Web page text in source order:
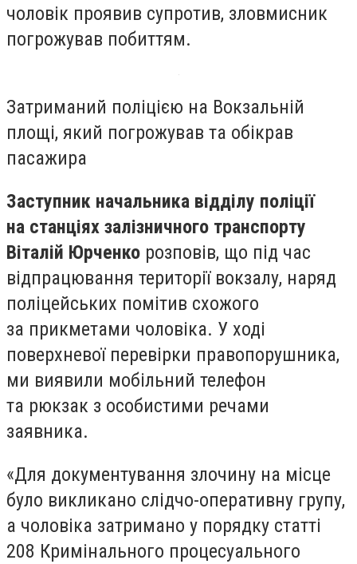
чоловік проявив супротив, зловмисник
погрожував побиттям.
Затриманий поліцією на Вокзальній
площі, який погрожував та обікрав
пасажира
Заступник начальника відділу поліції
на станціях залізничного транспорту
Віталій Юрченко розповів, що під час
відпрацювання території вокзалу, наряд
поліцейських помітив схожого
за прикметами чоловіка. У ході
поверхневої перевірки правопорушника,
ми виявили мобільний телефон
та рюкзак з особистими речами
заявника.
«Для документування злочину на місце
було викликано слідчо-оперативну групу,
а чоловіка затримано у порядку статті
208 Кримінального процесуального